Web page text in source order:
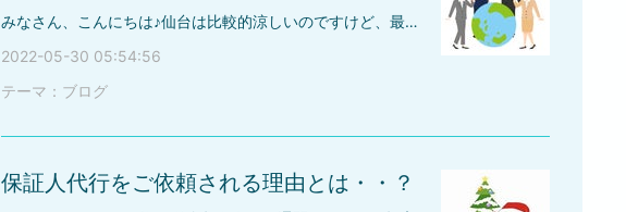
みなさん、こんにちは♪仙台は比較的涼しいのですけど、最近は夏日が多くてびっくりしています！今年の夏はどんだけ～！ 暑い日が続くのでしょうか・・？でも、暑さに負けずしっかりと保証人の代行をお引き受けします♪本日は、永住権ＶISAの身元保証人の書類が変更となったお話です。２０２２年６月１日以降に出入国在留管理庁に永住許可申請する外国人の方は身元保証書と身元保証人に関する書類が変更されましたのでお知らせいたします。弊社では、６月１日以前に申請する場合、６月１日以降に申請する場合、どちらでも対応しておりますので、ご安心してください(*^-^*)Today, Wewould like to talk about the change in the document of the guarantor of the permanent resident VISA.For foreigners who apply for permanent residence permission to the Immigration bureauafter June 1, 2022 the guarantor letter and the guarantor documents have been changed.If you apply before June 1, If you apply after June 1We can handle either of them, so please be assured.
2022-05-30 05:54:56
テーマ： ブログ
保証人代行をご依頼される理由とは・・？